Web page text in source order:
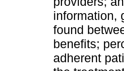
information,
found
benefits;
adherent